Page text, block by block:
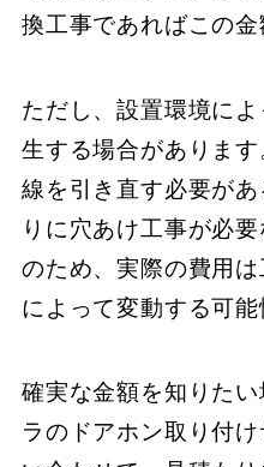
換工事であればこの金
ただし、設置環境に
生する場合がありま
線を引き直す必要が
りに穴あけ工事が必
のため、実際の費用
によって変動する可能
確実な金額を知りた
ラのドアホン取り付